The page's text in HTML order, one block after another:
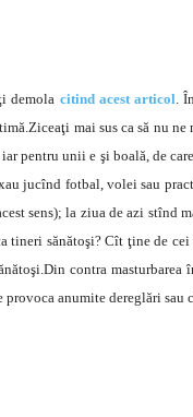
demola citind acest articol.
mai sus ca să nu
pentru unii e şi boală, de
jucînd fotbal, volei sau
sens); la ziua de azi stînd
tineri sănătoşi? Cît ţine de
contra
anumite dereglări sau